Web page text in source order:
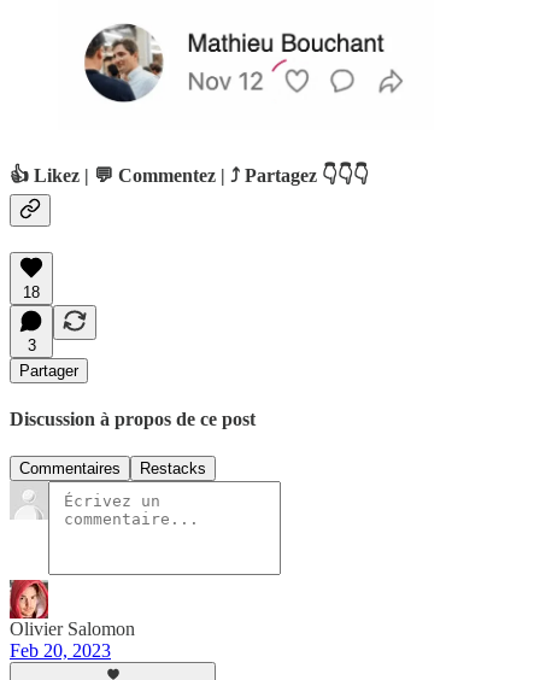
👍 Likez | 💬 Commentez | ⤴️ Partagez 👇👇👇
18
3
Partager
Discussion à propos de ce post
Commentaires Restacks
Olivier Salomon
Feb 20, 2023